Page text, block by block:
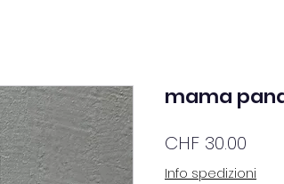
mama
CHF 30.00
Info spedizioni